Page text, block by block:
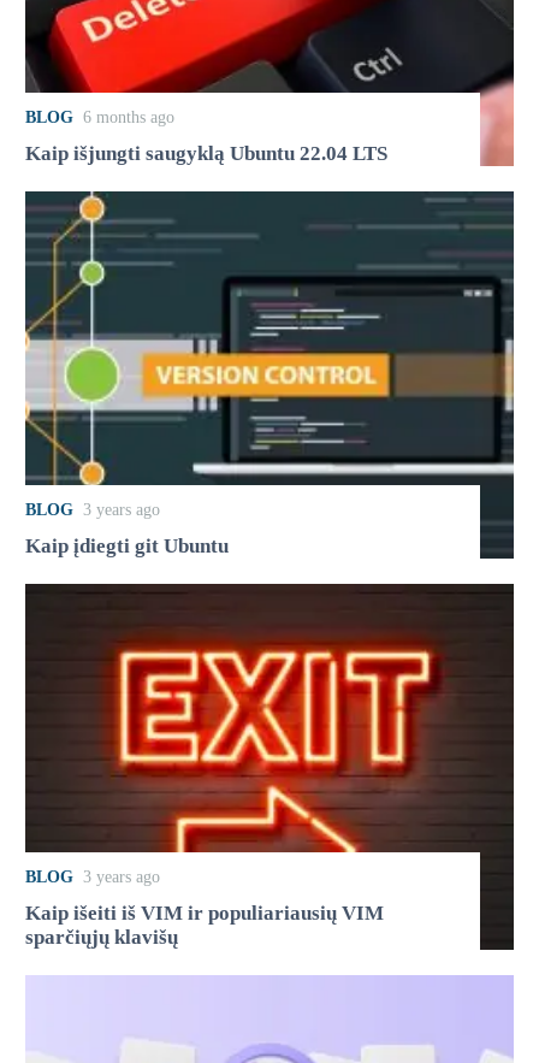
BLOG 6 months ago
Kaip išjungti saugyklą Ubuntu 22.04 LTS
BLOG 3 years ago
Kaip įdiegti git Ubuntu
BLOG 3 years ago
Kaip išeiti iš VIM ir populiariausių VIM
sparčiųjų klavišų